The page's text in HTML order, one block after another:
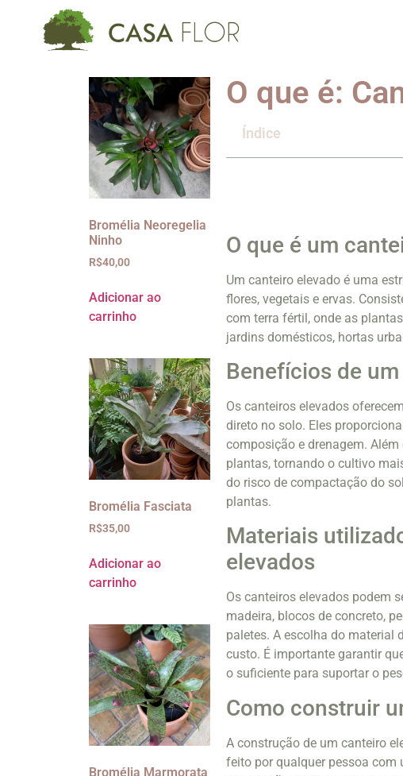
Bromélia Neoregelia
Ninho
R$40,00
Adicionar ao
carrinho
Bromélia Fasciata
R$35,00
Adicionar ao
carrinho
Bromélia Marmorata
O que é:
Índice
O que é um
Um canteiro elevado é uma
flores, vegetais e ervas.
com terra fértil, onde as
jardins domésticos, hortas
Benefícios de
Os canteiros elevados
direto no solo. Eles
composição e drenagem.
plantas, tornando o cultivo
do risco de compactação do
plantas.
Materiais
elevados
Os canteiros elevados podem
madeira, blocos de concreto,
paletes. A escolha do material
custo. É importante garantir
o suficiente para suportar o
Como construir
A construção de um canteiro
feito por qualquer pessoa